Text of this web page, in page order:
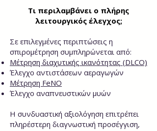
Τι περιλαμβάνει ο πλήρης
λειτουργικός έλεγχος;
Σε επιλεγμένες περιπτώσεις η
σπιρομέτρηση συμπληρώνεται από:
Μέτρηση διαχυτικής ικανότητας (DLCO)
Έλεγχο αντιστάσεων αεραγωγών
Μέτρηση FeNO
Έλεγχο αναπνευστικών μυών
Η συνδυαστική αξιολόγηση επιτρέπει
πληρέστερη διαγνωστική προσέγγιση,